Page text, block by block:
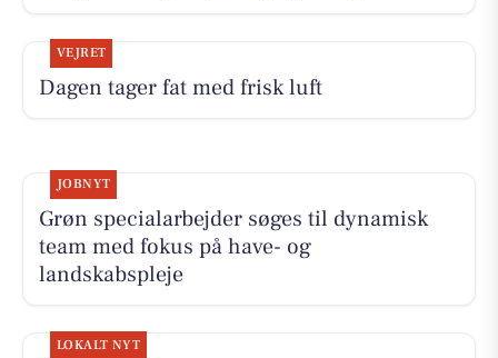
VEJRET
Dagen tager fat med frisk luft
JOBNYT
Grøn specialarbejder søges til dynamisk
team med fokus på have- og
landskabspleje
LOKALT NYT